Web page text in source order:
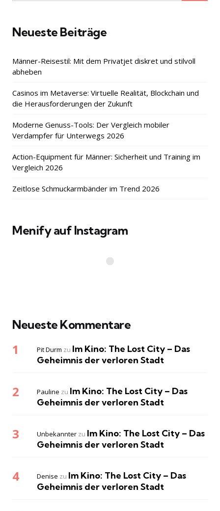
Neueste Beiträge
Männer-Reisestil: Mit dem Privatjet diskret und stilvoll
abheben
Casinos im Metaverse: Virtuelle Realität, Blockchain und
die Herausforderungen der Zukunft
Moderne Genuss-Tools: Der Vergleich mobiler
Verdampfer für Unterwegs 2026
Action-Equipment für Männer: Sicherheit und Training im
Vergleich 2026
Zeitlose Schmuckarmbänder im Trend 2026
Menify auf Instagram
Neueste Kommentare
Pit Durm zu Im Kino: The Lost City – Das
Geheimnis der verloren Stadt
Pauline zu Im Kino: The Lost City – Das
Geheimnis der verloren Stadt
Unbekannter zu Im Kino: The Lost City – Das
Geheimnis der verloren Stadt
Denise zu Im Kino: The Lost City – Das
Geheimnis der verloren Stadt